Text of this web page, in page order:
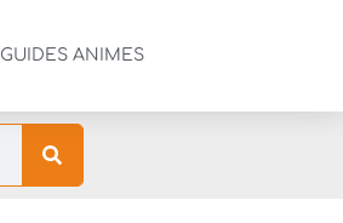
GUIDES ANIMES